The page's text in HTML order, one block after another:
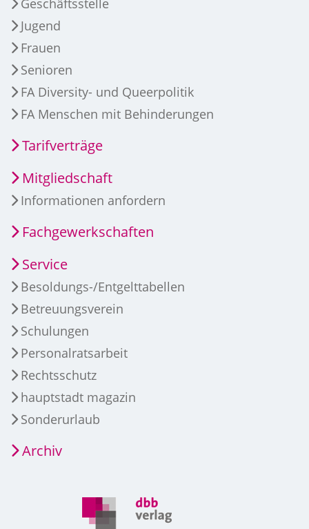
Jugend
Frauen
Senioren
FA Diversity- und Queerpolitik
FA Menschen mit Behinderungen
Tarifverträge
Mitgliedschaft
Informationen anfordern
Fachgewerkschaften
Service
Besoldungs-/Entgelttabellen
Betreuungsverein
Schulungen
Personalratsarbeit
Rechtsschutz
hauptstadt magazin
Sonderurlaub
Archiv